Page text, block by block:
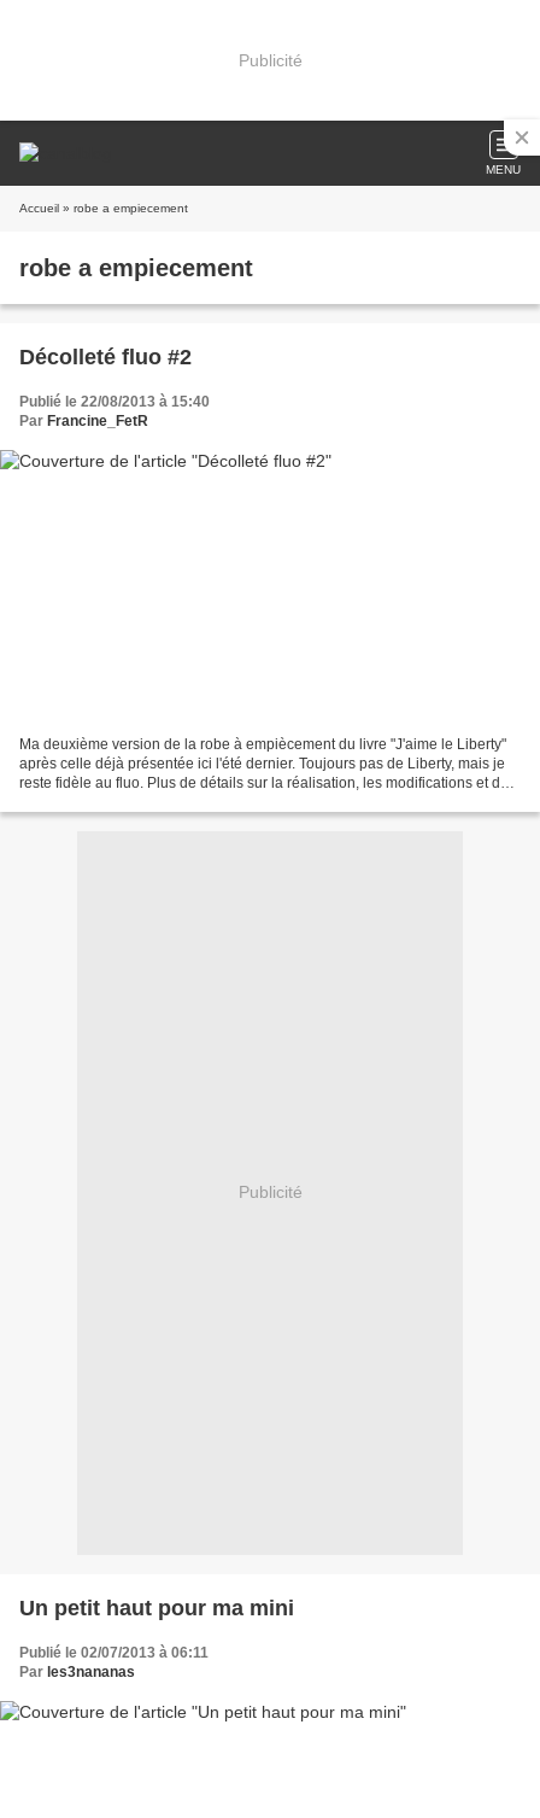
Publicité
MENU
Accueil » robe a empiecement
robe a empiecement
Décolleté fluo #2
Publié le 22/08/2013 à 15:40
Par Francine_FetR
Ma deuxième version de la robe à empiècement du livre "J'aime le Liberty"
après celle déjà présentée ici l'été dernier. Toujours pas de Liberty, mais je
reste fidèle au fluo. Plus de détails sur la réalisation, les modifications et de
Publicité
Un petit haut pour ma mini
Publié le 02/07/2013 à 06:11
Par les3nananas